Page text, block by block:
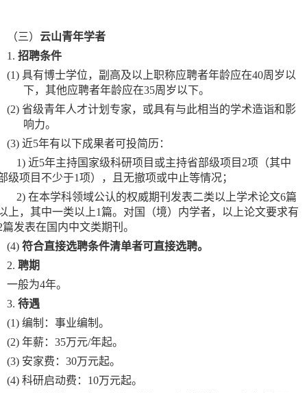
（三） 云山青年学者
1. 招聘条件
(1) 具有博士学位，副高及以上职称应聘者年龄应在40周岁以
下，其他应聘者年龄应在35周岁以下。
(2) 省级青年人才计划专家，或具有与此相当的学术造诣和影
响力。
(3) 近5年有以下成果者可投简历：
1) 近5年主持国家级科研项目或主持省部级项目2项（其中
级项目不少于1项），且无撤项或中止等情况；
2) 在本学科领域公认的权威期刊发表二类以上学术论文6篇
上，其中一类以上1篇。对国（境）内学者，以上论文要求有
篇发表在国内中文类期刊。
(4) 符合直接选聘条件清单者可直接选聘。
2. 聘期
一般为4年。
3. 待遇
(1) 编制：事业编制。
(2) 年薪： 35万元/年起。
(3) 安家费： 30万元起。
(4) 科研启动费： 10万元起。